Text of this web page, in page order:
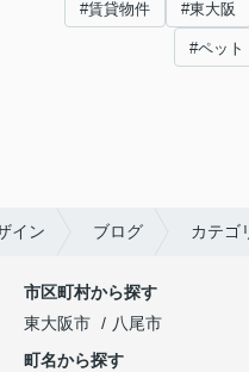
#賃貸物件 #東大阪
#ペット
イン ブログ カテゴ
市区町村から探す
東大阪市
八尾市
町名から探す